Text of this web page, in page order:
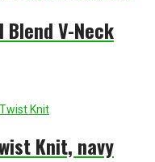
Blend V-Neck
Knit, navy